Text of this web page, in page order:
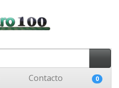
Contacto 0